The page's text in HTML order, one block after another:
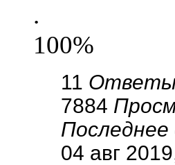
.
100%
11
7884
04 авг